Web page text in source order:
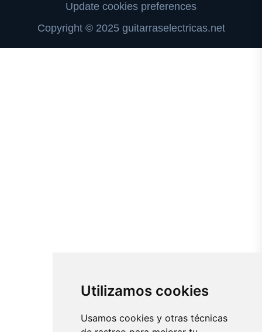
Utilizamos cookies
Usamos cookies y otras técnicas
Update cookies preferences
Copyright © 2025 guitarraselectricas.net